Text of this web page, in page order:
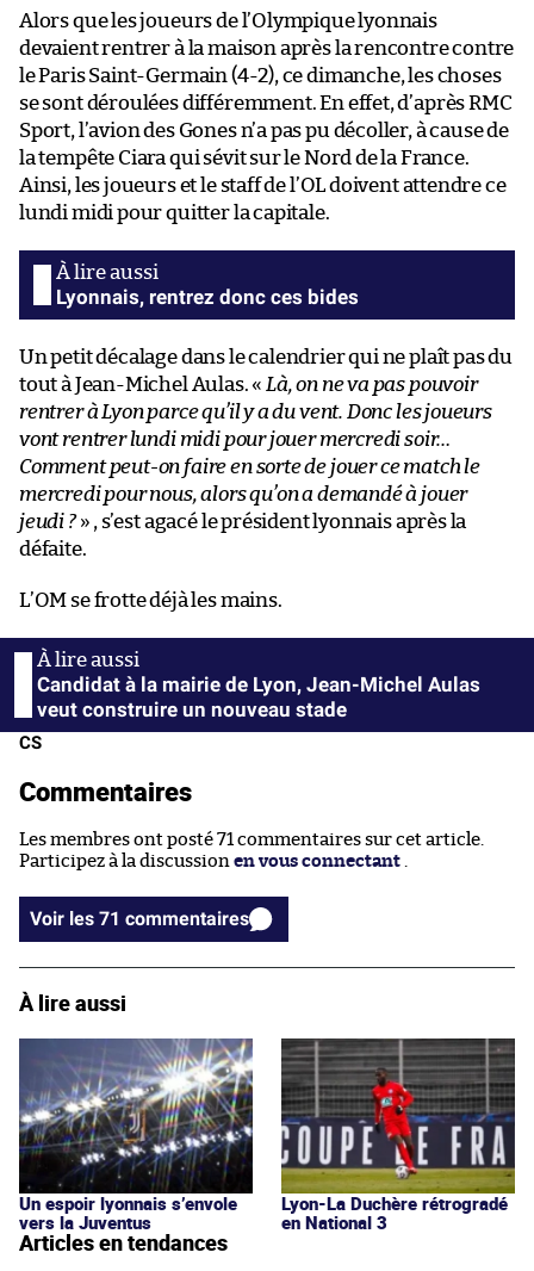
Alors que les joueurs de l’Olympique lyonnais
devaient rentrer à la maison après la rencontre contre
le Paris Saint-Germain (4-2), ce dimanche, les choses
se sont déroulées différemment. En effet, d’après RMC
Sport, l’avion des Gones n’a pas pu décoller, à cause de
la tempête Ciara qui sévit sur le Nord de la France.
Ainsi, les joueurs et le staff de l’OL doivent attendre ce
lundi midi pour quitter la capitale.
Lyonnais, rentrez donc ces bides
Un petit décalage dans le calendrier qui ne plaît pas du
tout à Jean-Michel Aulas. « Là, on ne va pas pouvoir
rentrer à Lyon parce qu’il y a du vent. Donc les joueurs
vont rentrer lundi midi pour jouer mercredi soir…
Comment peut-on faire en sorte de jouer ce match le
mercredi pour nous, alors qu’on a demandé à jouer
jeudi ?» , s’est agacé le président lyonnais après la
défaite.
L’OM se frotte déjà les mains.
Candidat à la mairie de Lyon, Jean-Michel Aulas
veut construire un nouveau stade
CS
Commentaires
Les membres ont posté 71 commentaires sur cet article.
Participez à la discussion en vous connectant
Voir les 71 commentaires
À lire aussi
Un espoir lyonnais s’envole
vers la Juventus
Lyon-La Duchère rétrogradé
en National 3
Articles en tendances